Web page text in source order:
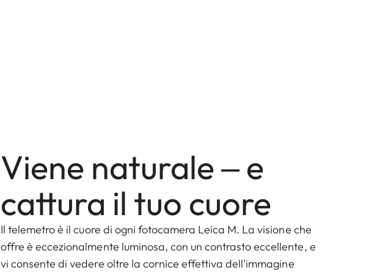
Viene naturale ‒ e
cattura il tuo cuore
Il telemetro è il cuore di ogni fotocamera Leica M. La visione che
offre è eccezionalmente luminosa, con un contrasto eccellente, e
vi consente di vedere oltre la cornice effettiva dell'immagine